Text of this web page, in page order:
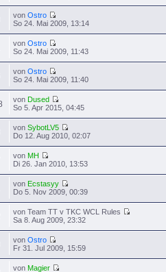
von Ostro
So 24. Mai 2009, 13:14
von Ostro
So 24. Mai 2009, 11:43
von Ostro
So 24. Mai 2009, 11:40
von Dused
So 5. Apr 2015, 04:45
von SybotLV5
Do 12. Aug 2010, 02:07
von MH
Di 26. Jan 2010, 13:53
von Ecstasyy
Do 5. Nov 2009, 00:39
von Team TT v TKC WCL Rules
Sa 8. Aug 2009, 23:32
von Ostro
Fr 31. Jul 2009, 15:59
von Magier